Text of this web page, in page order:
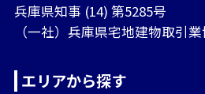
兵庫県知事 (14) 第5285号
（一社）兵庫県宅地建物取引
エリアから探す